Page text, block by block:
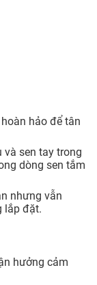
hảo để tân
và sen tay trong
dòng sen tắm
nhưng vẫn
lắp đặt.
hưởng cảm